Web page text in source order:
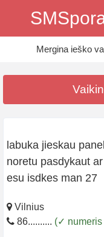
Mergina ieško
labuka jieskau
noretu pasdykaut
esu isdkes man 27
Vilnius
86.......... (✓ numeris